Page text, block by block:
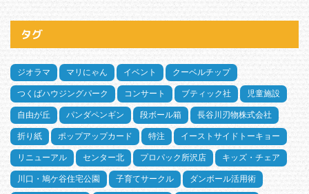
タグ
ジオラマ マリにゃん イベント クーベルチップ
つくばハウジングパーク コンサート ブティック社 児童施設
自由が丘 パンダペンギン 段ボール箱 長谷川刃物株式会社
折り紙 ポップアップカード 特注 イーストサイドトーキョー
リニューアル センター北 プロパック所沢店 キッズ・チェア
川口・鳩ケ谷住宅公園 子育てサークル ダンボール活用術